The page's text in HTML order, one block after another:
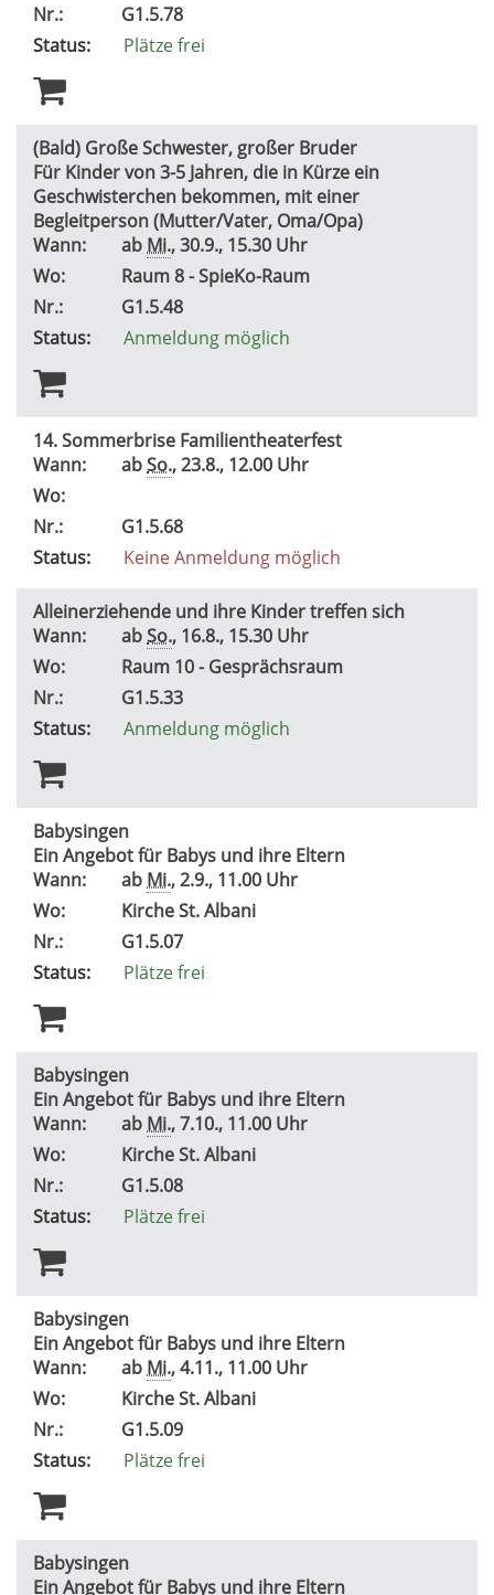
Nr.:
G1.5.78
Status:
Plätze frei
(Bald) Große Schwester, großer Bruder
Für Kinder von 3-5 Jahren, die in Kürze ein
Geschwisterchen bekommen, mit einer
Begleitperson (Mutter/Vater, Oma/Opa)
Wann:
ab Mi., 30.9., 15.30 Uhr
Wo:
Raum 8 - SpieKo-Raum
Nr.:
G1.5.48
Status:
Anmeldung möglich
14. Sommerbrise Familientheaterfest
Wann:
abSo., 23.8., 12.00 Uhr
Wo:
Nr.:
G1.5.68
Status:
Keine Anmeldung möglich
Alleinerziehende und ihre Kinder treffen sich
Wann:
abSo., 16.8., 15.30 Uhr
Wo:
Raum 10 - Gesprächsraum
Nr.:
G1.5.33
Status:
Anmeldung möglich
Babysingen
Ein Angebot für Babys und ihre Eltern
Wann:
ab Mi., 2.9., 11.00 Uhr
Wo:
Kirche St. Albani
Nr.:
G1.5.07
Status:
Plätze frei
Babysingen
Ein Angebot für Babys und ihre Eltern
Wann:
ab Mi., 7.10., 11.00 Uhr
Wo:
Kirche St. Albani
Nr.:
G1.5.08
Status:
Plätze frei
Babysingen
Ein Angebot für Babys und ihre Eltern
Wann:
ab Mi., 4.11., 11.00 Uhr
Wo:
Kirche St. Albani
Nr.:
G1.5.09
Status:
Plätze frei
Babysingen
Ein Angebot für Babys und ihre Eltern